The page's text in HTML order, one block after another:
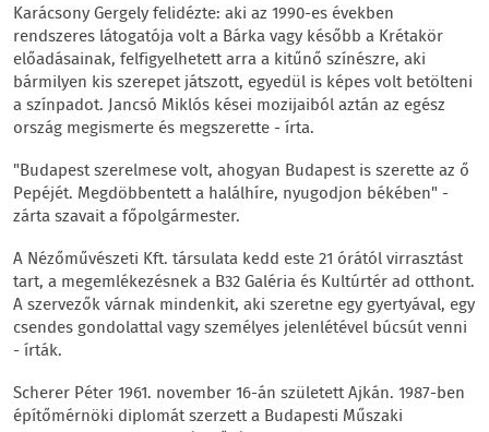
Karácsony Gergely felidézte: aki az 1990-es években
rendszeres látogatója volt a Bárka vagy később a Krétakör
előadásainak, felfigyelhetett arra a kitűnő színészre, aki
bármilyen kis szerepet játszott, egyedül is képes volt betölteni
a színpadot. Jancsó Miklós kései mozijaiból aztán az egész
ország megismerte és megszerette - írta.
"Budapest szerelmese volt, ahogyan Budapest is szerette az ő
Pepéjét. Megdöbbentett a halálhíre, nyugodjon békében" -
zárta szavait a főpolgármester.
A Nézőművészeti Kft. társulata kedd este 21 órától virrasztást
tart, a megemlékezésnek a B32 Galéria és Kultúrtér ad otthont.
A szervezők várnak mindenkit, aki szeretne egy gyertyával, egy
csendes gondolattal vagy személyes jelenlétével búcsút venni
- írták.
Scherer Péter 1961. november 16-án született Ajkán. 1987-ben
építőmérnöki diplomát szerzett a Budapesti Műszaki